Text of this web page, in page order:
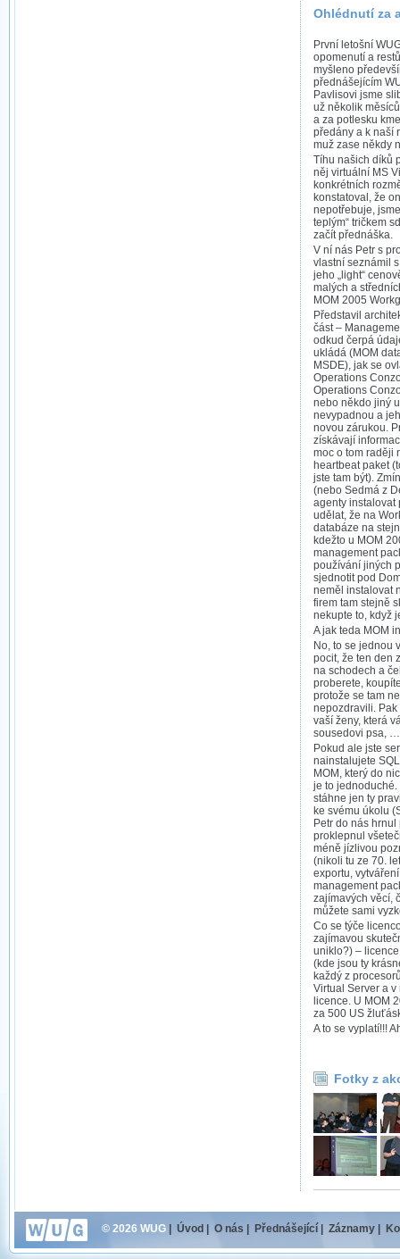
Ohlédnutí za
První letošní
opomenutí a
myšleno
přednášejícím
Pavlisovi jsme
už několik
a za potlesku
předány a k naší
muž zase někdy
Tíhu našich díků
něj virtuální MS
konkrétních
konstatoval, že
nepotřebuje,
teplým“ tričkem
začít přednáška.
V ní nás Petr s
vlastní seznámil
jeho „light“
malých a
MOM 2005
Představil
část –
odkud čerpá
ukládá (MOM
MSDE), jak se
Operations
Operations
nebo někdo jiný
nevypadnou a
novou zárukou.
získávají
moc o tom raději
heartbeat paket
jste tam být).
(nebo Sedmá z
agenty instalovat
udělat, že na
databáze na
kdežto u MOM
management
používání jiných
sjednotit pod
neměl instalovat
firem tam stejně
nekupte to, když
A jak teda MOM
No, to se jednou
pocit, že ten den
na schodech a
proberete,
protože se tam
nepozdravili.
vaší ženy, která
sousedovi psa,
Pokud ale jste
nainstalujete
MOM, který do
je to
stáhne jen ty
ke svému úkolu
Petr do nás
proklepnul
méně jízlivou
(nikoli tu ze 70.
exportu,
management
zajímavých věcí,
můžete sami
Co se týče
zajímavou
uniklo?) –
(kde jsou ty
každý z
Virtual Server a v
licence. U MOM
za 500 US
A to se vyplatí!!!
Fotky z
© 2026 WUG Úvod O nás Přednášející Záznamy